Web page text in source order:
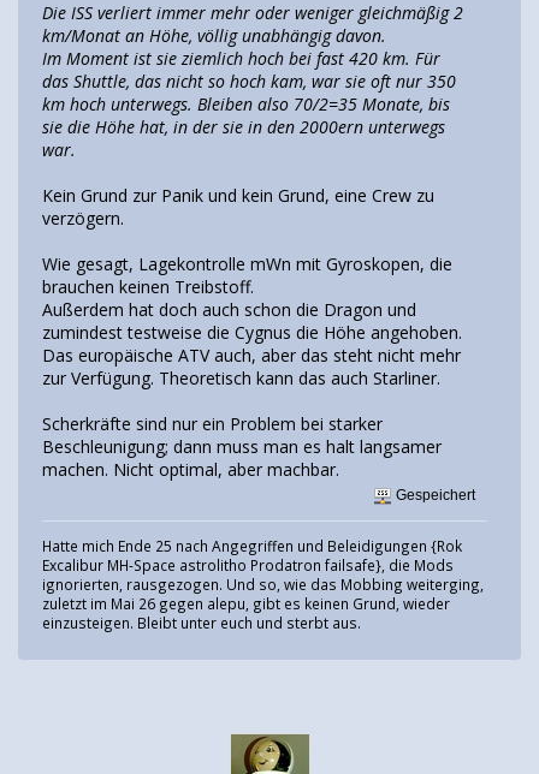
Die ISS verliert immer mehr oder weniger gleichmäßig 2
km/Monat an Höhe, völlig unabhängig davon.
Im Moment ist sie ziemlich hoch bei fast 420 km. Für
das Shuttle, das nicht so hoch kam, war sie oft nur 350
km hoch unterwegs. Bleiben also 70/2=35 Monate, bis
sie die Höhe hat, in der sie in den 2000ern unterwegs
war.
Kein Grund zur Panik und kein Grund, eine Crew zu
verzögern.
Wie gesagt, Lagekontrolle mWn mit Gyroskopen, die
brauchen keinen Treibstoff.
Außerdem hat doch auch schon die Dragon und
zumindest testweise die Cygnus die Höhe angehoben.
Das europäische ATV auch, aber das steht nicht mehr
zur Verfügung. Theoretisch kann das auch Starliner.
Scherkräfte sind nur ein Problem bei starker
Beschleunigung; dann muss man es halt langsamer
machen. Nicht optimal, aber machbar.
Gespeichert
Hatte mich Ende 25 nach Angegriffen und Beleidigungen {Rok
Excalibur MH-Space astrolitho Prodatron failsafe}, die Mods
ignorierten, rausgezogen. Und so, wie das Mobbing weiterging,
zuletzt im Mai 26 gegen alepu, gibt es keinen Grund, wieder
einzusteigen. Bleibt unter euch und sterbt aus.